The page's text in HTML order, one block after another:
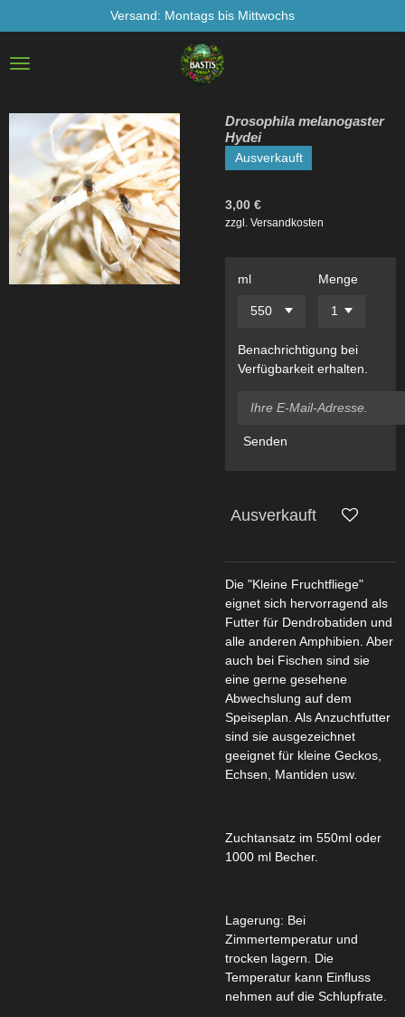
Hauptinhalt
springen
Versand: Montags bis Mittwochs
Drosophila melanogaster
Hydei
Ausverkauft
3,00 €
zzgl. Versandkosten
ml Menge
Benachrichtigung bei
Verfügbarkeit erhalten.
Senden
Ausverkauft
Die "Kleine Fruchtfliege"
eignet sich hervorragend als
Futter für Dendrobatiden und
alle anderen Amphibien. Aber
auch bei Fischen sind sie
eine gerne gesehene
Abwechslung auf dem
Speiseplan. Als Anzuchtfutter
sind sie ausgezeichnet
geeignet für kleine Geckos,
Echsen, Mantiden usw.
Zuchtansatz im 550ml oder
1000 ml Becher.
Lagerung: Bei
Zimmertemperatur und
trocken lagern. Die
Temperatur kann Einfluss
nehmen auf die Schlupfrate.